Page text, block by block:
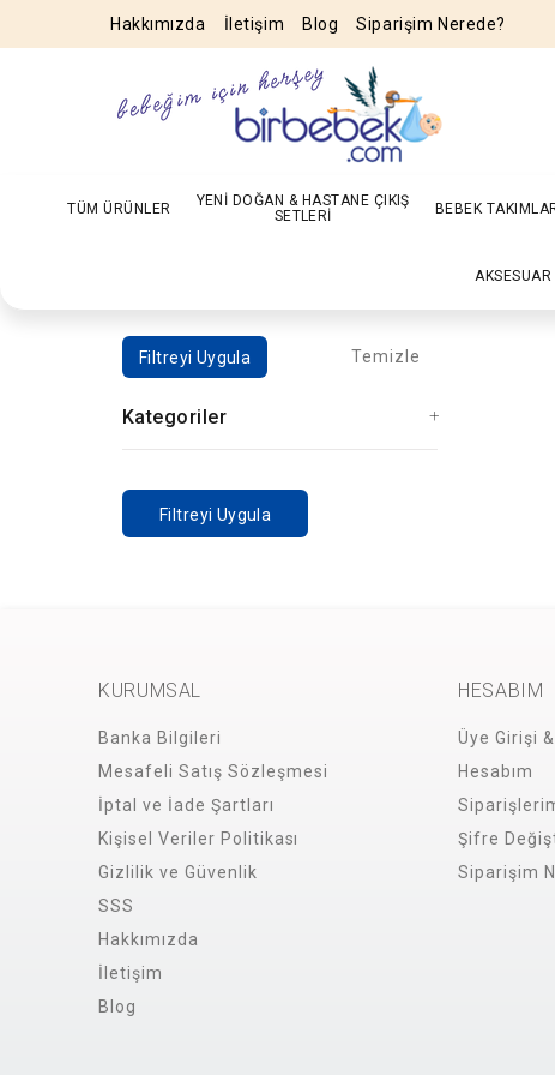
Hakkımızda İletişim Blog Siparişim Nerede?
TÜM ÜRÜNLER
YENİ DOĞAN & HASTANE ÇIKIŞ
SETLERİ
BEBEK
AKSESUAR
Filtreyi Uygula Temizle
Kategoriler
Filtreyi Uygula
KURUMSAL
Banka Bilgileri
Mesafeli Satış Sözleşmesi
İptal ve İade Şartları
Kişisel Veriler Politikası
Gizlilik ve Güvenlik
SSS
Hakkımızda
İletişim
Blog
HESABIM
Üye Girişi
Hesabım
Şifre
Siparişim